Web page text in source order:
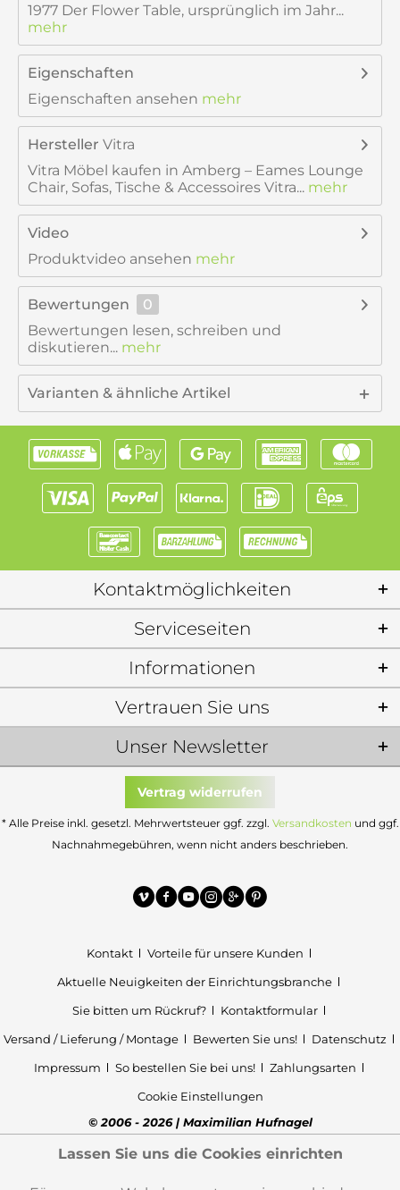
1977 Der Flower Table, ursprünglich im Jahr...
mehr
Eigenschaften
Eigenschaften ansehen mehr
Hersteller Vitra
Vitra Möbel kaufen in Amberg – Eames Lounge
Chair, Sofas, Tische & Accessoires Vitra... mehr
Video
Produktvideo ansehen mehr
Bewertungen
0
Bewertungen lesen, schreiben und
diskutieren... mehr
Varianten & ähnliche Artikel
Kontaktmöglichkeiten
Serviceseiten
Informationen
Unser Newsletter
Vertrauen Sie uns
Vertrag widerrufen
* Alle Preise inkl. gesetzl. Mehrwertsteuer ggf. zzgl. Versandkosten und ggf.
Nachnahmegebühren, wenn nicht anders beschrieben.
Kontakt
Vorteile für unsere Kunden
Aktuelle Neuigkeiten der Einrichtungsbranche
Sie bitten um Rückruf?
Kontaktformular
Versand / Lieferung / Montage
Bewerten Sie uns!
Datenschutz
Impressum
So bestellen Sie bei uns!
Zahlungsarten
Cookie Einstellungen
© 2006 - 2026 | Maximilian Hufnagel
Lassen Sie uns die Cookies einrichten